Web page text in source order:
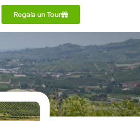
Regala un Tour